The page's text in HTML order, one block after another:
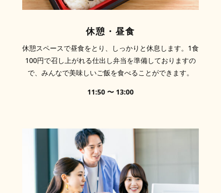
休憩・昼食
休憩スペースで昼食をとり、しっかりと休息します。1食
100円で召し上がれる仕出し弁当を準備しておりますの
で、みんなで美味しいご飯を食べることができます。
11:50 〜 13:00